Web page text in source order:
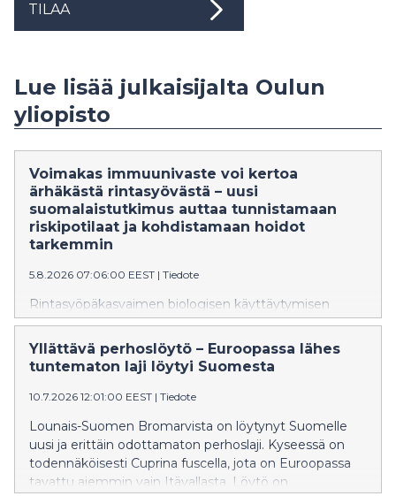
TILAA
Lue lisää julkaisijalta Oulun
yliopisto
Voimakas immuunivaste voi kertoa
ärhäkästä rintasyövästä – uusi
suomalaistutkimus auttaa tunnistamaan
riskipotilaat ja kohdistamaan hoidot
tarkemmin
5.8.2026 07:06:00 EEST | Tiedote
Rintasyöpäkasvaimen biologisen käyttäytymisen
mittaaminen auttaa tunnistamaan jo varhaisessa
vaiheessa ne potilaat, joiden sairaus on erityisen
aggressiivinen. Oulun yliopiston tutkimus tarjoaa
pohjan uudenlaiselle biomarkkeripaneelille, jonka avulla
tehokkaimmat hoidot voidaan kohdentaa oikealle
Yllättävä perhoslöytö – Euroopassa lähes
tuntematon laji löytyi Suomesta
10.7.2026 12:01:00 EEST | Tiedote
Lounais-Suomen Bromarvista on löytynyt Suomelle
uusi ja erittäin odottamaton perhoslaji. Kyseessä on
todennäköisesti Cuprina fuscella, jota on Euroopassa
tavattu aiemmin vain Itävallasta. Löytö on